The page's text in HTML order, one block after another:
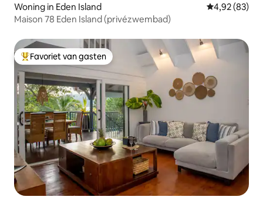
winkels. Eden Island ligt dicht bij zowel
de luchthaven als de hoofdstad van de
Woning in Eden Island Gemiddelde
4,92 (83)
Maison 78 Eden Island (privézwembad)
Topfavoriet van gasten
Favoriet van gasten